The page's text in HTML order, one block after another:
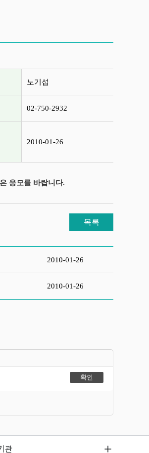
노기섭
02-750-2932
2010-01-26
응모를 바랍니다.
목록
2010-01-26
2010-01-26
관